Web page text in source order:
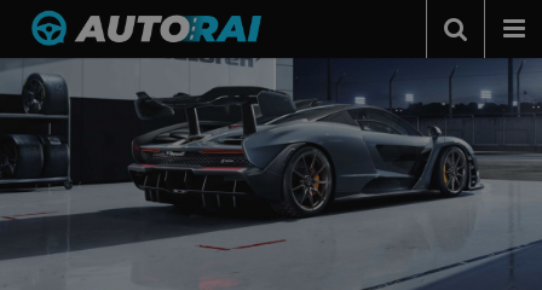
Autonieuws
Podcast
Autotests
Automerken
Adverteren